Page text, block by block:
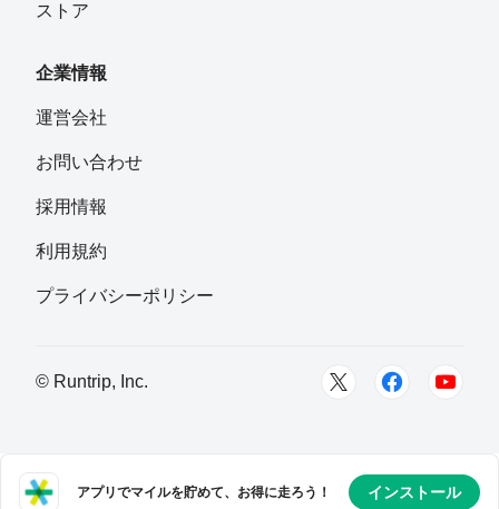
ストア
企業情報
運営会社
お問い合わせ
採用情報
利用規約
プライバシーポリシー
© Runtrip, Inc.
アプリでマイルを貯めて、お得に走ろう！ インストール